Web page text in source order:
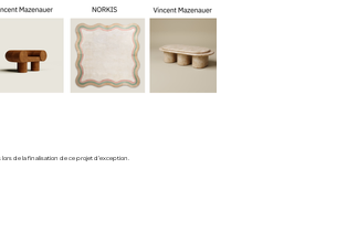
de la finalisation de ce projet d’exception.